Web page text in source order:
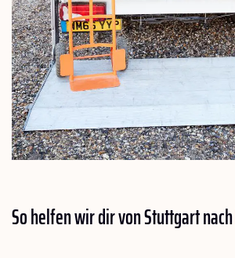
So helfen wir dir von Stuttgart nach